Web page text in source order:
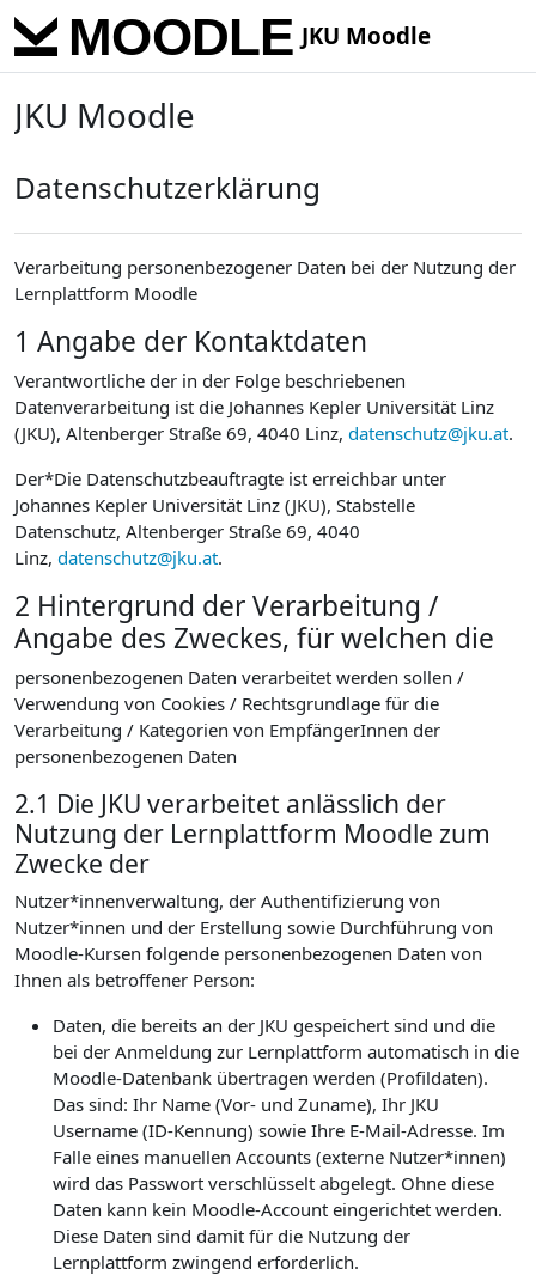
Skip to main content
JKU Moodle
JKU Moodle
Datenschutzerklärung
Verarbeitung personenbezogener Daten bei der Nutzung der
Lernplattform Moodle
1 Angabe der Kontaktdaten
Verantwortliche der in der Folge beschriebenen
Datenverarbeitung ist die Johannes Kepler Universität Linz
(JKU), Altenberger Straße 69, 4040 Linz, datenschutz@jku.at.
Der*Die Datenschutzbeauftragte ist erreichbar unter
Johannes Kepler Universität Linz (JKU), Stabstelle
Datenschutz, Altenberger Straße 69, 4040
Linz, datenschutz@jku.at.
2 Hintergrund der Verarbeitung /
Angabe des Zweckes, für welchen die
personenbezogenen Daten verarbeitet werden sollen /
Verwendung von Cookies / Rechtsgrundlage für die
Verarbeitung / Kategorien von EmpfängerInnen der
personenbezogenen Daten
2.1 Die JKU verarbeitet anlässlich der
Nutzung der Lernplattform Moodle zum
Zwecke der
Nutzer*innenverwaltung, der Authentifizierung von
Nutzer*innen und der Erstellung sowie Durchführung von
Moodle-Kursen folgende personenbezogenen Daten von
Ihnen als betroffener Person:
Daten, die bereits an der JKU gespeichert sind und die
bei der Anmeldung zur Lernplattform automatisch in die
Moodle-Datenbank übertragen werden (Profildaten).
Das sind: Ihr Name (Vor- und Zuname), Ihr JKU
Username (ID-Kennung) sowie Ihre E-Mail-Adresse. Im
Falle eines manuellen Accounts (externe Nutzer*innen)
wird das Passwort verschlüsselt abgelegt. Ohne diese
Daten kann kein Moodle-Account eingerichtet werden.
Diese Daten sind damit für die Nutzung der
Lernplattform zwingend erforderlich.